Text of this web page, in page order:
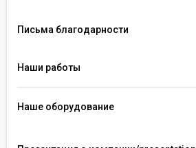
Письма благодарности
Наши работы
Наше оборудование